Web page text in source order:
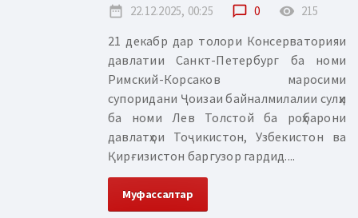
date_range 22.12.2025, 00:25 chat_bubble_outline 0 remove_red_eye 215
21 декабр дар толори Консерваторияи
давлатии Санкт-Петербург ба номи
Римский-Корсаков маросими
супоридани Ҷоизаи байналмилалии сулҳи
ба номи Лев Толстой ба роҳбарони
давлатҳои Тоҷикистон, Узбекистон ва
Қирғизистон баргузор гардид....
Муфассалтар